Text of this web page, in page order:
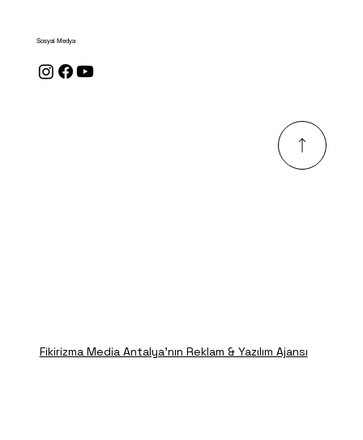
Sosyal Medya
Fikirizma Media Antalya'nın Reklam & Yazılım Ajansı